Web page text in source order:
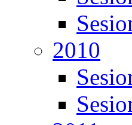
2010